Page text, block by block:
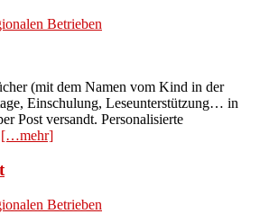
Betrieben
(mit dem Namen vom Kind in der
Einschulung, Leseunterstützung… in
Post versandt. Personalisierte
[…mehr]
Betrieben